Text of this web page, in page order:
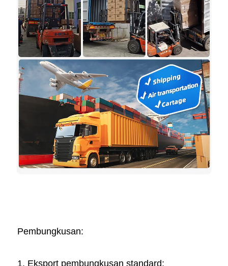
Pembungkusan:
1. Eksport pembungkusan standard;